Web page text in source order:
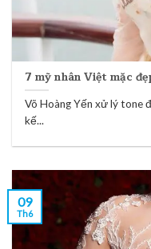
7 mỹ nhân Việt mặc
Võ Hoàng Yến xử lý tone
kế...
09
Th6